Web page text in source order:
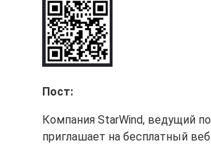
Пост:
Компания StarWind, ведущий
приглашает на бесплатный